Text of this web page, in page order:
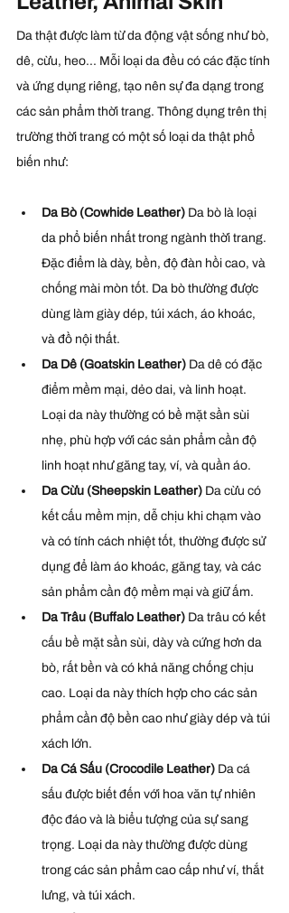
Da thật được làm từ da động vật sống như bò,
dê, cừu, heo... Mỗi loại da đều có các đặc tính
và ứng dụng riêng, tạo nên sự đa dạng trong
các sản phẩm thời trang. Thông dụng trên thị
trường thời trang có một số loại da thật phổ
biến như:
Da Bò (Cowhide Leather) Da bò là loại
da phổ biến nhất trong ngành thời trang.
Đặc điểm là dày, bền, độ đàn hồi cao, và
chống mài mòn tốt. Da bò thường được
dùng làm giày dép, túi xách, áo khoác,
và đồ nội thất.
Da Dê (Goatskin Leather) Da dê có đặc
điểm mềm mại, dẻo dai, và linh hoạt.
Loại da này thường có bề mặt sần sùi
nhẹ, phù hợp với các sản phẩm cần độ
linh hoạt như găng tay, ví, và quần áo.
Da Cừu (Sheepskin Leather) Da cừu có
kết cấu mềm mịn, dễ chịu khi chạm vào
và có tính cách nhiệt tốt, thường được sử
dụng để làm áo khoác, găng tay, và các
sản phẩm cần độ mềm mại và giữ ấm.
Da Trâu (Buffalo Leather) Da trâu có kết
cấu bề mặt sần sùi, dày và cứng hơn da
bò, rất bền và có khả năng chống chịu
cao. Loại da này thích hợp cho các sản
phẩm cần độ bền cao như giày dép và túi
xách lớn.
Da Cá Sấu (Crocodile Leather) Da cá
sấu được biết đến với hoa văn tự nhiên
độc đáo và là biểu tượng của sự sang
trọng. Loại da này thường được dùng
trong các sản phẩm cao cấp như ví, thắt
lưng, và túi xách.